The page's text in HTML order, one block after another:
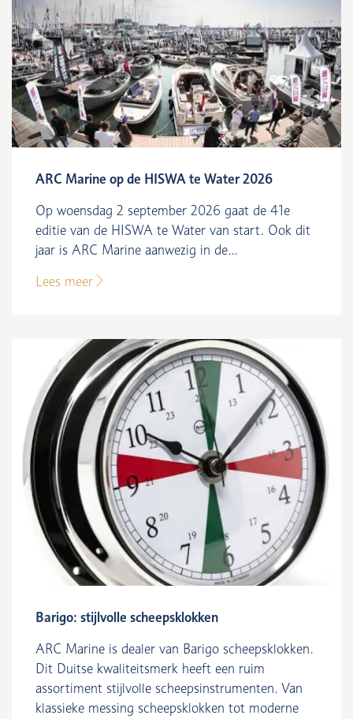
ARC Marine op de HISWA te Water 2026
Op woensdag 2 september 2026 gaat de 41e
editie van de HISWA te Water van start. Ook dit
jaar is ARC Marine aanwezig in de...
Lees meer
Barigo: stijlvolle scheepsklokken
ARC Marine is dealer van Barigo scheepsklokken.
Dit Duitse kwaliteitsmerk heeft een ruim
assortiment stijlvolle scheepsinstrumenten. Van
klassieke messing scheepsklokken tot moderne